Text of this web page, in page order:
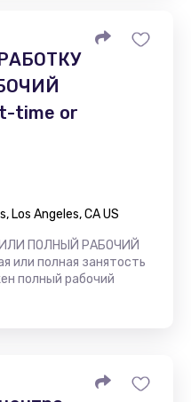
time or
Los Angeles, CA US
ПОЛНЫЙ РАБОЧИЙ
или полная занятость
полный рабочий